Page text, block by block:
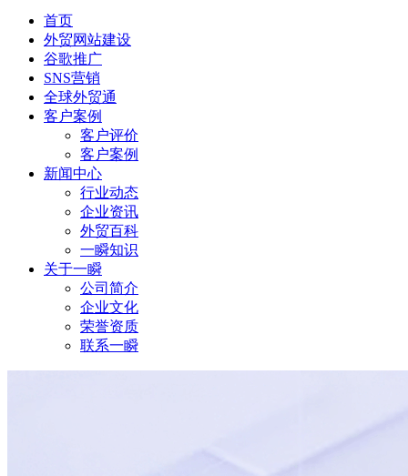
首页
外贸网站建设
谷歌推广
SNS营销
全球外贸通
客户案例
客户评价
客户案例
新闻中心
行业动态
企业资讯
外贸百科
一瞬知识
关于一瞬
公司简介
企业文化
荣誉资质
联系一瞬